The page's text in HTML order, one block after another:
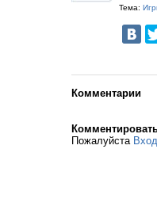
Тема:
Комментарии
Пожалуйста Вход